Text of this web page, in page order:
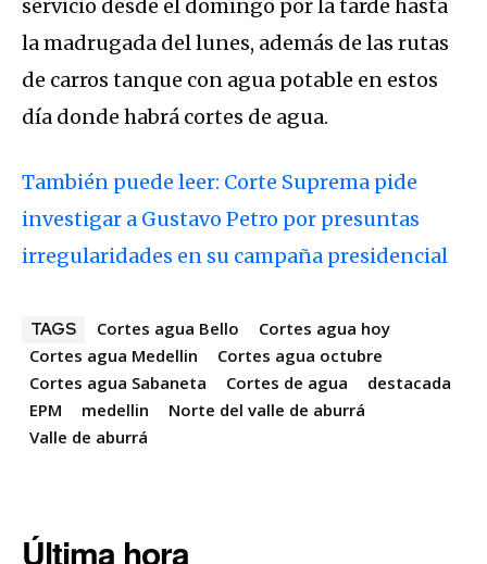
servicio desde el domingo por la tarde hasta
la madrugada del lunes, además de las rutas
de carros tanque con agua potable en estos
día donde habrá cortes de agua.
También puede leer: Corte Suprema pide
investigar a Gustavo Petro por presuntas
irregularidades en su campaña presidencial
TAGS Cortes agua Bello
Cortes agua hoy
Cortes agua Medellin
Cortes agua octubre
Cortes agua Sabaneta
Cortes de agua
destacada
EPM
medellin
Norte del valle de aburrá
Valle de aburrá
Última hora